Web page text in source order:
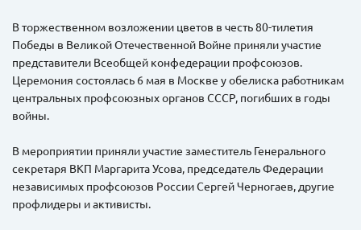
В торжественном возложении цветов в честь 80-тилетия
Победы в Великой Отечественной Войне приняли участие
представители Всеобщей конфедерации профсоюзов.
Церемония состоялась 6 мая в Москве у обелиска работникам
центральных профсоюзных органов СССР, погибших в годы
войны.
В мероприятии приняли участие заместитель Генерального
секретаря ВКП Маргарита Усова, председатель Федерации
независимых профсоюзов России Сергей Черногаев, другие
профлидеры и активисты.